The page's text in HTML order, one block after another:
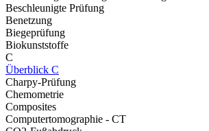
Beschleunigte Prüfung
Benetzung
Biegeprüfung
Biokunststoffe
C
Überblick C
Charpy-Prüfung
Chemometrie
Composites
Computertomographie - CT